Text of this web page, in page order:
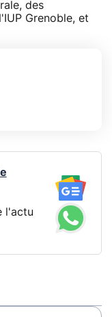
des
Grenoble, et
l'actu